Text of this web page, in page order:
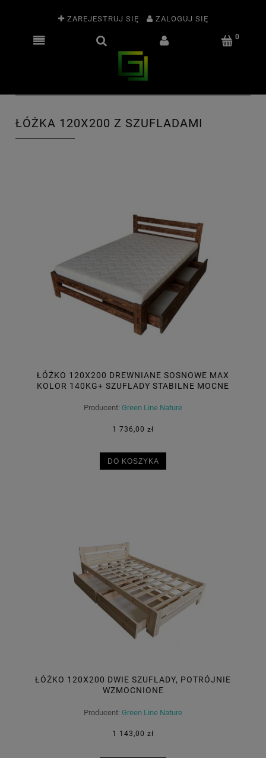
ZAREJESTRUJ SIĘ ZALOGUJ SIĘ
ŁÓŻKA 120X200 Z SZUFLADAMI
ŁÓŻKO 120X200 DREWNIANE SOSNOWE MAX
KOLOR 140KG+ SZUFLADY STABILNE MOCNE
Producent: Green Line Nature
1 736,00 zł
DO KOSZYKA
ŁÓŻKO 120X200 DWIE SZUFLADY, POTRÓJNIE
WZMOCNIONE
Producent: Green Line Nature
1 143,00 zł